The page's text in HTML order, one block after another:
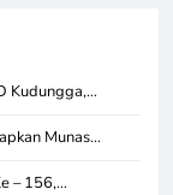
Kudungga,…
Munas…
– 156,…